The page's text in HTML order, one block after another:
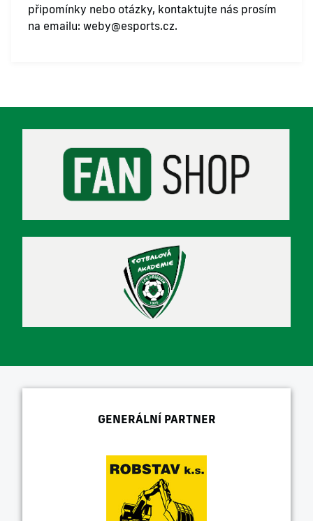
připomínky nebo otázky, kontaktujte nás prosím
na emailu: weby@esports.cz.
GENERÁLNÍ PARTNER